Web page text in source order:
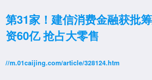
第31家！建信消费金融获批
资60亿 抢占大零售
//m.01caijing.com/article/328124.htm